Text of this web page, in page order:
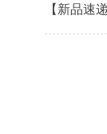
【新品速